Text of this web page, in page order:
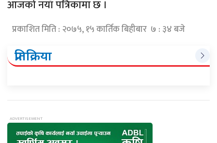
आजको नयाँ पत्रिकामा छ ।
प्रकाशित मिति : २०७५, १५ कार्तिक बिहीबार ७ : ३४ बजे
प्रतिक्रिया